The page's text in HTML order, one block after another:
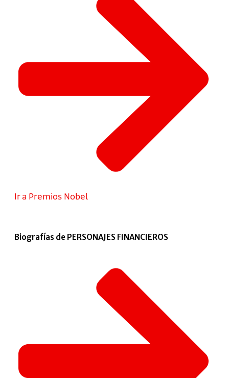
Ir a Premios Nobel
Biografías de PERSONAJES FINANCIEROS